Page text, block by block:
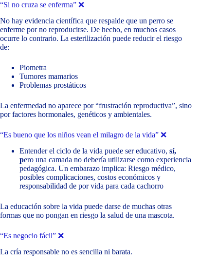
“Si no cruza se enferma” ❌
No hay evidencia científica que respalde que un perro se
enferme por no reproducirse. De hecho, en muchos casos
ocurre lo contrario. La esterilización puede reducir el riesgo
de:
Piometra
Tumores mamarios
Problemas prostáticos
La enfermedad no aparece por “frustración reproductiva”, sino
por factores hormonales, genéticos y ambientales.
“Es bueno que los niños vean el milagro de la vida” ❌
Entender el ciclo de la vida puede ser educativo, sí,
pero una camada no debería utilizarse como experiencia
pedagógica. Un embarazo implica: Riesgo médico,
posibles complicaciones, costos económicos y
responsabilidad de por vida para cada cachorro
La educación sobre la vida puede darse de muchas otras
formas que no pongan en riesgo la salud de una mascota.
“Es negocio fácil” ❌
La cría responsable no es sencilla ni barata.